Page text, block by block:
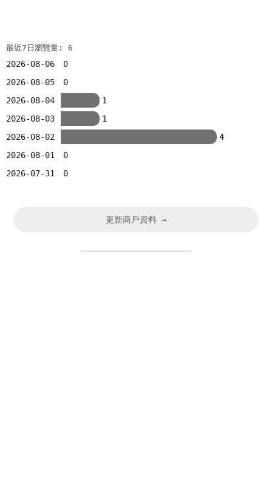
最近7日瀏覽量: 6
2026-08-06
0
2026-08-05
0
2026-08-04
1
2026-08-03
1
2026-08-02
4
2026-08-01
0
2026-07-31
0
更新商戶資料 →